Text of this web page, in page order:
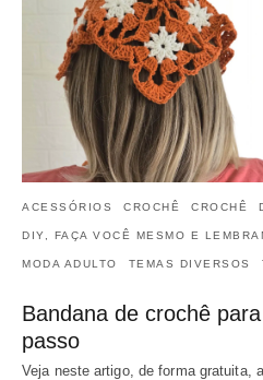
ACESSÓRIOS CROCHÊ CROCHÊ
DIY, FAÇA VOCÊ MESMO E
MODA ADULTO TEMAS DIVERSOS
Bandana de crochê
passo
Veja neste artigo, de forma gratuita,